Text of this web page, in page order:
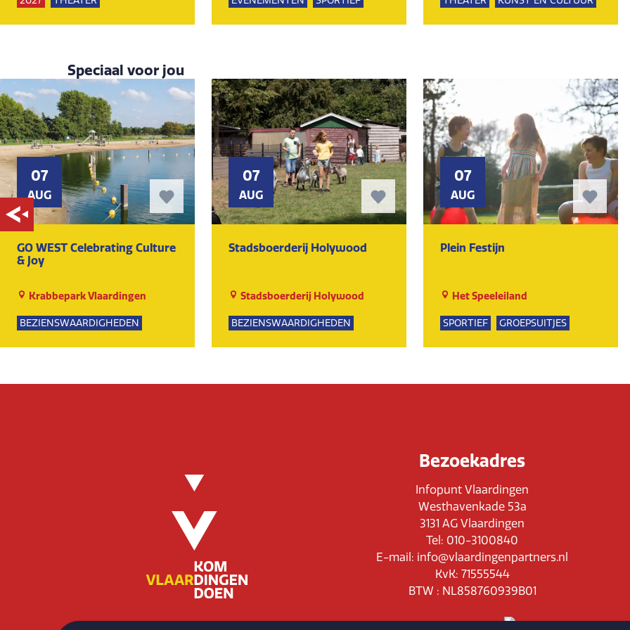
KUNST EN CULTUUR
NATUUR
Speciaal voor jou
07
AUG
GO WEST Celebrating Culture
& Joy
Krabbepark Vlaardingen
BEZIENSWAARDIGHEDEN
KUNST EN CULTUUR
07
AUG
Stadsboerderij Holywood
Stadsboerderij Holywood
BEZIENSWAARDIGHEDEN
NATUUR
07
AUG
Plein Festijn
Het Speeleiland
SPORTIEF GROEPSUITJES
Bezoekadres
Infopunt Vlaardingen
Westhavenkade 53a
3131 AG Vlaardingen
Tel: 010-3100840
E-mail: info@vlaardingenpartners.nl
KvK: 71555544
BTW : NL858760939B01